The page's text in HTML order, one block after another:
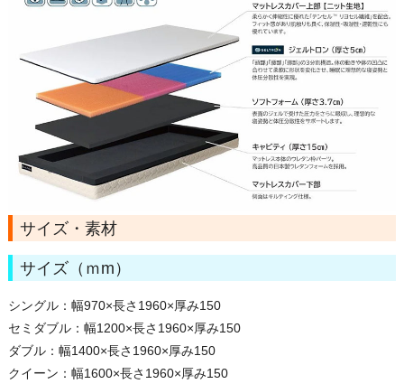
サイズ・素材
サイズ（ｍm）
シングル：幅970×長さ1960×厚み150
セミダブル：幅1200×長さ1960×厚み150
ダブル：幅1400×長さ1960×厚み150
クイーン：幅1600×長さ1960×厚み150